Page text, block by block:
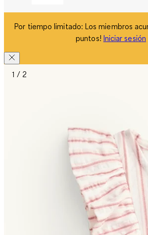
Por tiempo limitado: Los miembros
puntos! Iniciar sesión
1 / 2